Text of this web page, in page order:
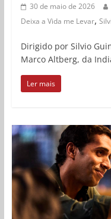
30 de maio de 2026
Deixa a Vida me Levar,
Dirigido por Silvio
Marco Altberg, da
Ler mais